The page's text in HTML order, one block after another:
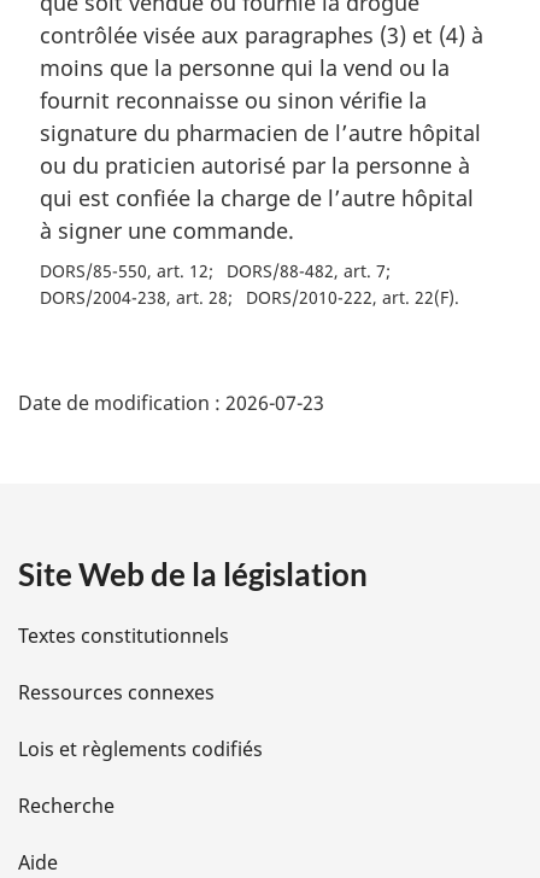
contrôlée visée aux paragraphes (3) et (4) à
moins que la personne qui la vend ou la
fournit reconnaisse ou sinon vérifie la
signature du pharmacien de l’autre hôpital
ou du praticien autorisé par la personne à
qui est confiée la charge de l’autre hôpital
à signer une commande.
DORS/85-550, art. 12
DORS/88-482, art. 7
DORS/2004-238, art. 28
DORS/2010-222, art. 22(F)
é
i
l
s
d
e
l
Date de modification : 2026-07-23
Site Web de la législation
Textes constitutionnels
Ressources connexes
Lois et règlements codifiés
Recherche
Aide